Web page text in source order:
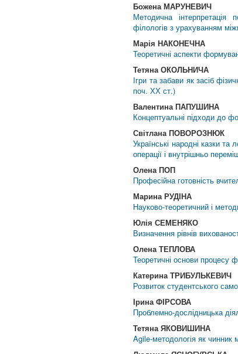
Божена МАРУНЕВИЧ
Методична інтерпретація
філологів з урахуванням
Марія НАКОНЕЧНА
Теоретичні аспекти
Тетяна ОКОЛЬНИЧА
Ігри та забави як засіб
поч. ХХ ст.)
Валентина ПАПУШИНА
Концептуальні підходи до
Світлана ПОВОРОЗНЮК
Українські народні казки та
операції і внутрішньо
Олена ПОП
Професійна готовність
Марина РУДІНА
Науково-теоретичний і
Юлія СЕМЕНЯКО
Визначення рівнів
Олена ТЕПЛОВА
Теоретичні основи процесу
Катерина ТРИБУЛЬКЕВИЧ
Розвиток студентського
Ірина ФІРСОВА
Проблемно-дослідницька
Тетяна ЯКОВИШИНА
Agile-методологія як чинник